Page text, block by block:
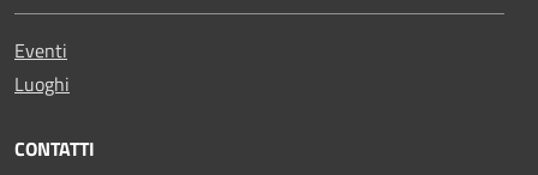
Eventi
Luoghi
CONTATTI